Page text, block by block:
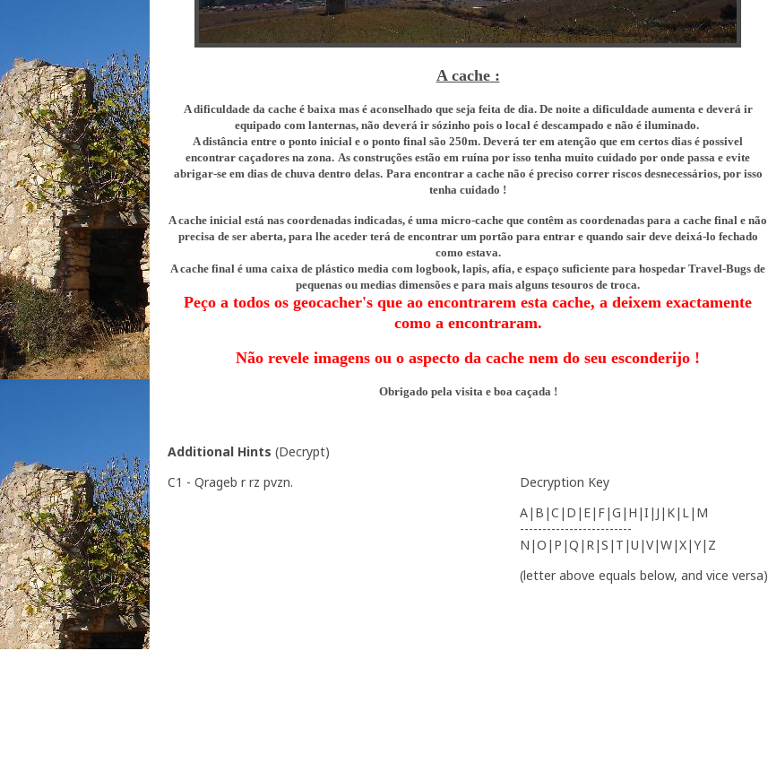
A cache :
A dificuldade da cache é baixa mas é aconselhado que seja feita de dia. De noite a dificuldade aumenta e deverá ir
equipado com lanternas, não deverá ir sózinho pois o local é descampado e não é iluminado.
A distância entre o ponto inicial e o ponto final são 250m. Deverá ter em atenção que em certos dias é possivel
encontrar caçadores na zona. As construções estão em ruína por isso tenha muito cuidado por onde passa e evite
abrigar-se em dias de chuva dentro delas. Para encontrar a cache não é preciso correr riscos desnecessários, por isso
tenha cuidado !
A cache inicial está nas coordenadas indicadas, é uma micro-cache que contêm as coordenadas para a cache final e não
precisa de ser aberta, para lhe aceder terá de encontrar um portão para entrar e quando sair deve deixá-lo fechado
como estava.
A cache final é uma caixa de plástico media com logbook, lapis, afía, e espaço suficiente para hospedar Travel-Bugs de
pequenas ou medias dimensões e para mais alguns tesouros de troca.
Peço a todos os geocacher's que ao encontrarem esta cache, a deixem exactamente
como a encontraram.
Não revele imagens ou o aspecto da cache nem do seu esconderijo !
Obrigado pela visita e boa caçada !
Additional Hints (Decrypt)
C1 - Qrageb r rz pvzn.
Decryption Key
A|B|C|D|E|F|G|H|I|J|K|L|M
-------------------------
N|O|P|Q|R|S|T|U|V|W|X|Y|Z
(letter above equals below, and vice versa)